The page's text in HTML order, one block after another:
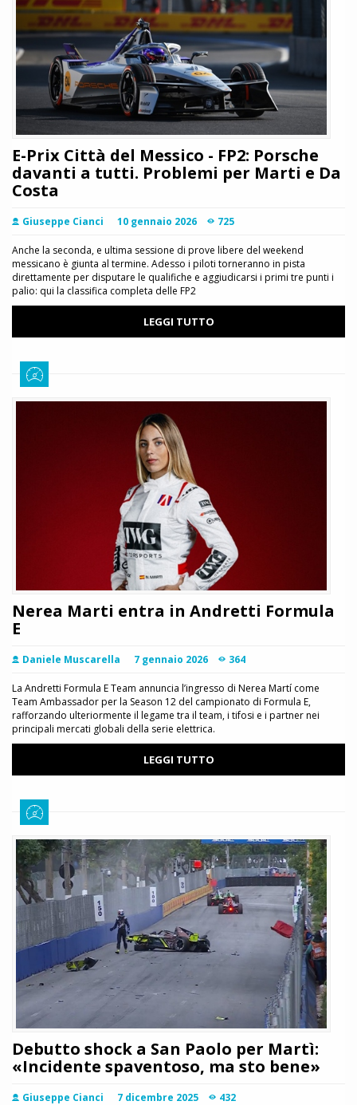
E-Prix Città del Messico - FP2: Porsche
davanti a tutti. Problemi per Marti e Da
Costa
Giuseppe Cianci 10 gennaio 2026 725
Anche la seconda, e ultima sessione di prove libere del weekend
messicano è giunta al termine. Adesso i piloti torneranno in pista
direttamente per disputare le qualifiche e aggiudicarsi i primi tre punti i
palio: qui la classifica completa delle FP2
LEGGI TUTTO
Nerea Marti entra in Andretti Formula
E
Daniele Muscarella 7 gennaio 2026 364
La Andretti Formula E Team annuncia l’ingresso di Nerea Martí come
Team Ambassador per la Season 12 del campionato di Formula E,
rafforzando ulteriormente il legame tra il team, i tifosi e i partner nei
principali mercati globali della serie elettrica.
LEGGI TUTTO
Debutto shock a San Paolo per Martì:
«Incidente spaventoso, ma sto bene»
Giuseppe Cianci 7 dicembre 2025 432